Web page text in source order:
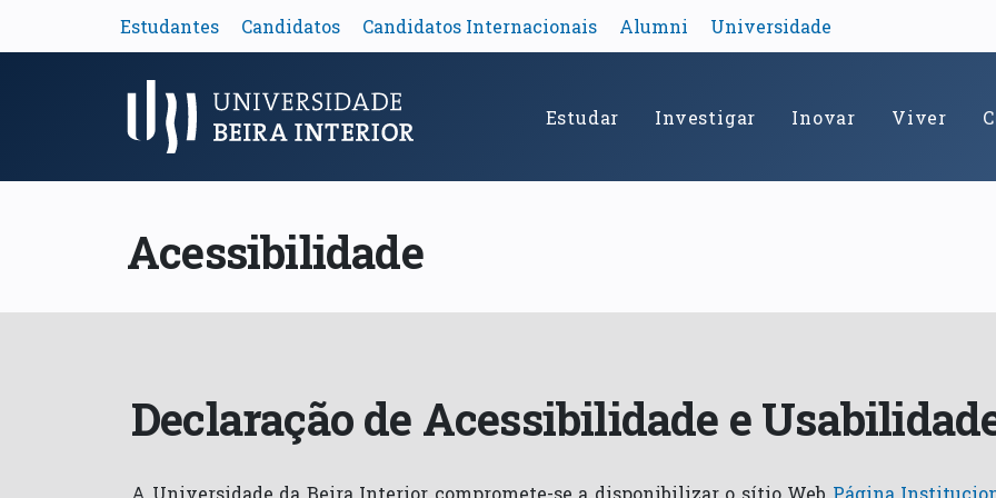
Estudantes Candidatos Candidatos Internacionais Alumni Universidade
Menu Principal Estudar Investigar Inovar Viver
Acessibilidade
Declaração de Acessibilidade e